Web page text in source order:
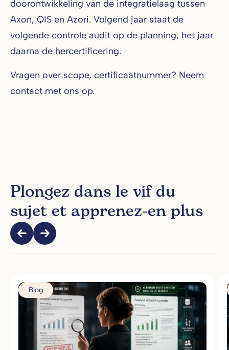
doorontwikkeling van de integratielaag tussen
Axon, QIS en Azori. Volgend jaar staat de
volgende controle audit op de planning, het jaar
daarna de hercertificering.
Vragen over scope, certificaatnummer? Neem
contact met ons op.
Plongez dans le vif du
sujet et apprenez-en plus
Blog